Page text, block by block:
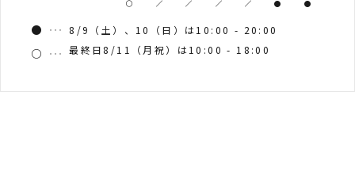
8/9（土）、10（日）は10:00 - 20:00
最終日8/11（月祝）は10:00 - 18:00